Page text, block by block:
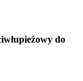
do